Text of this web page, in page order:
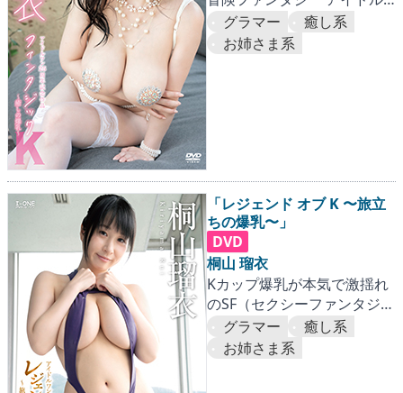
ワン25周年記念の連続作品第
2弾！！
グラマー
癒し系
お姉さま系
「レジェンド オブ K 〜旅立
ちの爆乳〜」
DVD
桐山 瑠衣
Kカップ爆乳が本気で激揺れ
のSF（セクシーファンタジ
ー）IV！ アイドルワン25周
年記念の連続作品第一弾！！
グラマー
癒し系
お姉さま系